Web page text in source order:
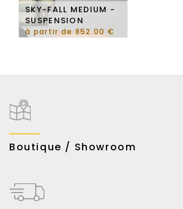
SKY-FALL MEDIUM -
SUSPENSION
à partir de 852.00 €
Boutique / Showroom
75008 Paris
Du lundi au samedi